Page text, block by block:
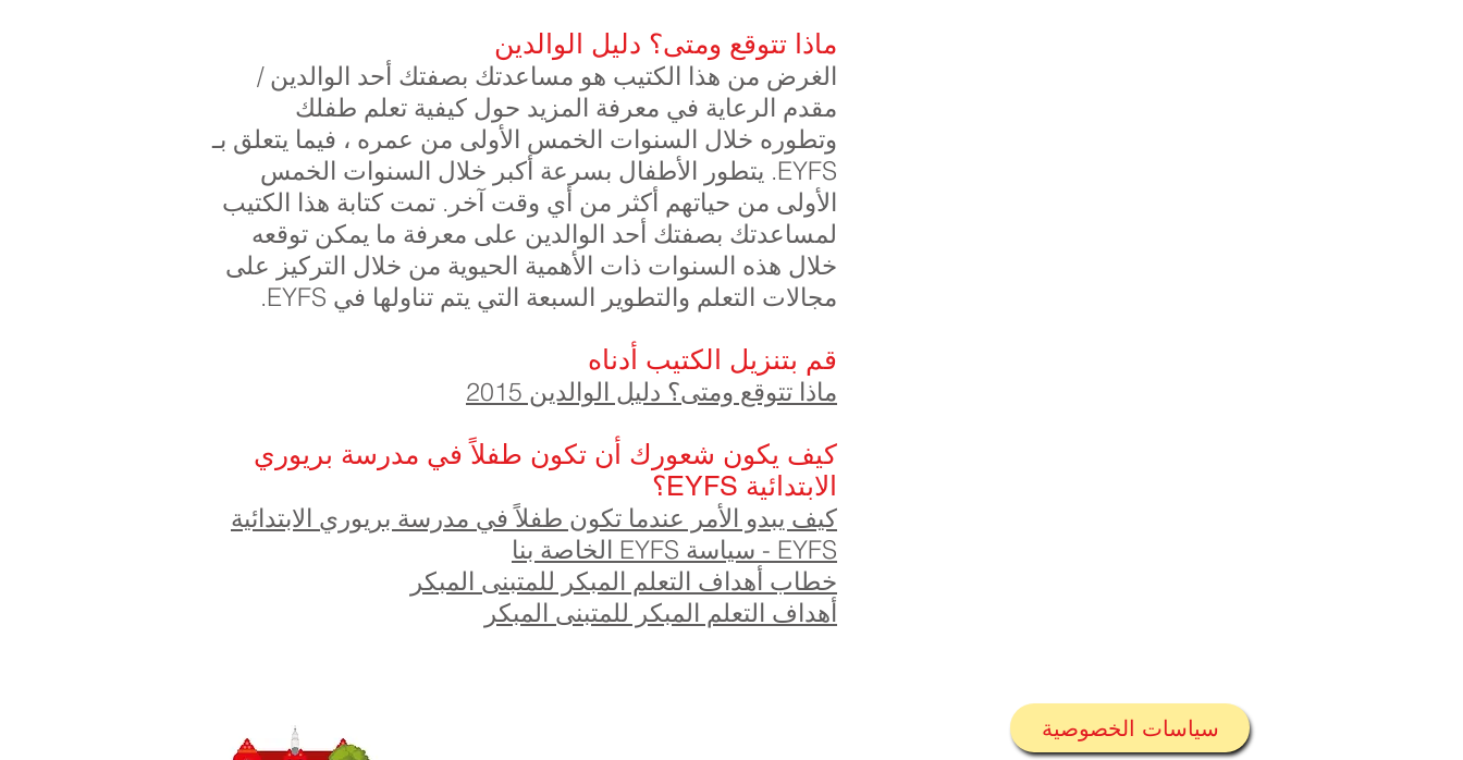
ماذا تتوقع ومتى؟ دليل الوالدين
الغرض من هذا الكتيب هو مساعدتك بصفتك أحد الوالدين /
مقدم الرعاية في معرفة المزيد حول كيفية تعلم طفلك
وتطوره خلال السنوات الخمس الأولى من عمره ، فيما يتعلق بـ
EYFS. يتطور الأطفال بسرعة أكبر خلال السنوات الخمس
الأولى من حياتهم أكثر من أي وقت آخر. تمت كتابة هذا الكتيب
لمساعدتك بصفتك أحد الوالدين على معرفة ما يمكن توقعه
خلال هذه السنوات ذات الأهمية الحيوية من خلال التركيز على
مجالات التعلم والتطوير السبعة التي يتم تناولها في EYFS.
قم بتنزيل الكتيب أدناه
ماذا تتوقع ومتى؟ دليل الوالدين 2015
كيف يكون شعورك أن تكون طفلاً في مدرسة بريوري
الابتدائية EYFS؟
كيف يبدو الأمر عندما تكون طفلاً في مدرسة بريوري الابتدائية
EYFS - سياسة EYFS الخاصة بنا
خطاب أهداف التعلم المبكر للمتبنى المبكر
أهداف التعلم المبكر للمتبنى المبكر
سياسات الخصوصية